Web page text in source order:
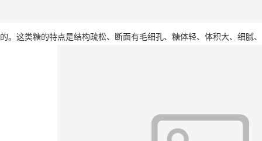
的。这类糖的特点是结构疏松、断面有毛细孔、糖体轻、体积大、细腻